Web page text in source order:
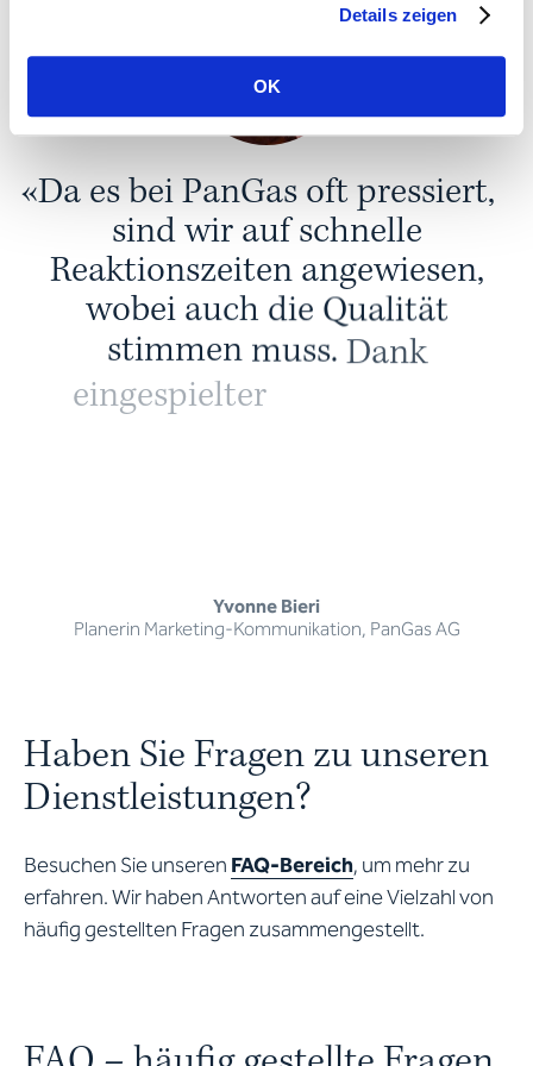
Details zeigen
OK
«Da es bei PanGas oft pressiert,
sind wir auf schnelle
Reaktionszeiten angewiesen,
wobei auch die Qualität
stimmen muss. Dank
eingespielter
Yvonne Bieri
Planerin Marketing-Kommunikation, PanGas AG
Haben Sie Fragen zu unseren
Dienstleistungen?
Besuchen Sie unseren FAQ-Bereich, um mehr zu
erfahren. Wir haben Antworten auf eine Vielzahl von
häufig gestellten Fragen zusammengestellt.